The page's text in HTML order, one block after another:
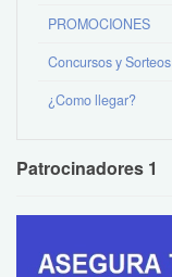
PROMOCIONES
Concursos y Sorteos
¿Como llegar?
Patrocinadores 1